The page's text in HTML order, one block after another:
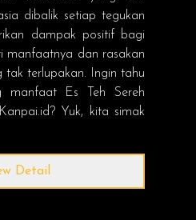
dibalik setiap tegukan
dampak positif bagi
manfaatnya dan rasakan
tak terlupakan. Ingin tahu
manfaat Es Teh Sereh
Yuk, kita simak
View Detail